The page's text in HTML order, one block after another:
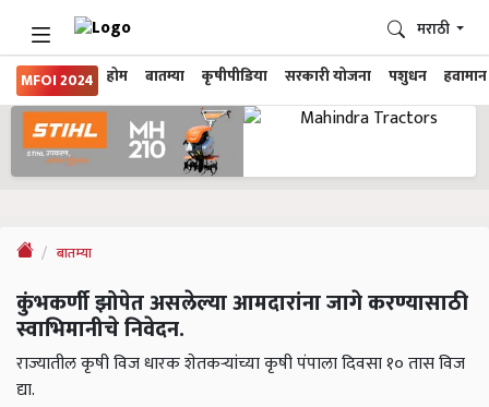
MFOI 2024 होम बातम्या कृषीपीडिया सरकारी योजना पशुधन हवामान
मराठी
बातम्या
कुंभकर्णी झोपेत असलेल्या आमदारांना जागे करण्यासाठी
स्वाभिमानीचे निवेदन.
राज्यातील कृषी विज धारक शेतकऱ्यांच्या कृषी पंपाला दिवसा १० तास विज
द्या.